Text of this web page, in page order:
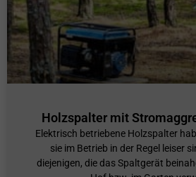
Holzspalter mit
Elektrisch betriebene Holzspalter
sie im Betrieb in der Regel leiser
diejenigen, die das Spaltgerät